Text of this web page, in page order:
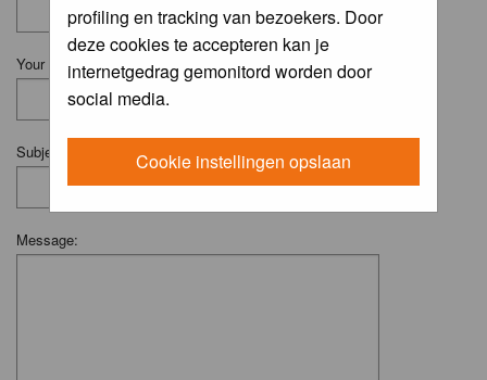
profiling en tracking van bezoekers. Door
deze cookies te accepteren kan je
internetgedrag gemonitord worden door
social media.
Cookie instellingen opslaan
Your Email:
Subject:
Message: